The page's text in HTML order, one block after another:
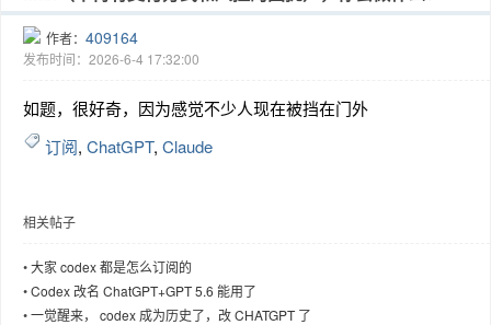
Yo› › ›
作者： 409164
发布时间：2026-6-4 17:32:00
如题，很好奇，因为感觉不少人现在被挡在门外
订阅, ChatGPT, Claude
相关帖子
•大家 codex 都是怎么订阅的
•Codex 改名 ChatGPT+GPT 5.6 能用了
•一觉醒来， codex 成为历史了，改 CHATGPT 了